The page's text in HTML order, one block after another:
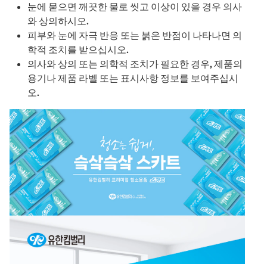
눈에 묻으면 깨끗한 물로 씻고 이상이 있을 경우 의사
와 상의하시오.
피부와 눈에 자극 반응 또는 붉은 반점이 나타나면 의
학적 조치를 받으십시오.
의사와 상의 또는 의학적 조치가 필요한 경우, 제품의
용기나 제품 라벨 또는 표시사항 정보를 보여주십시
오.